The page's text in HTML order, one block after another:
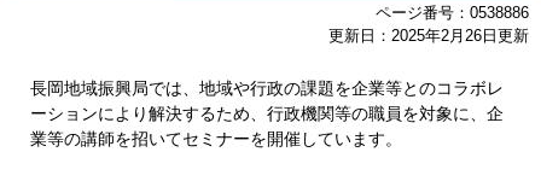
ページ番号：0538886
更新日：2025年2月26日更新
長岡地域振興局では、地域や行政の課題を企業等とのコラボレ
ーションにより解決するため、行政機関等の職員を対象に、企
業等の講師を招いてセミナーを開催しています。